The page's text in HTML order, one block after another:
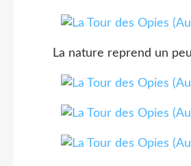
La nature reprend un